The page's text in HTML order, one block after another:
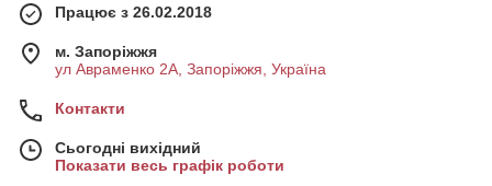
Працює з 26.02.2018
м. Запоріжжя
ул Авраменко 2А, Запоріжжя, Україна
Контакти
Сьогодні вихідний
Показати весь графік роботи